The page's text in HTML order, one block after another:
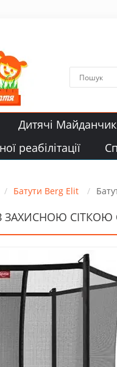
Дитячі
реабілітації
Батути Berg Elit
ІЗ ЗАХИСНОЮ